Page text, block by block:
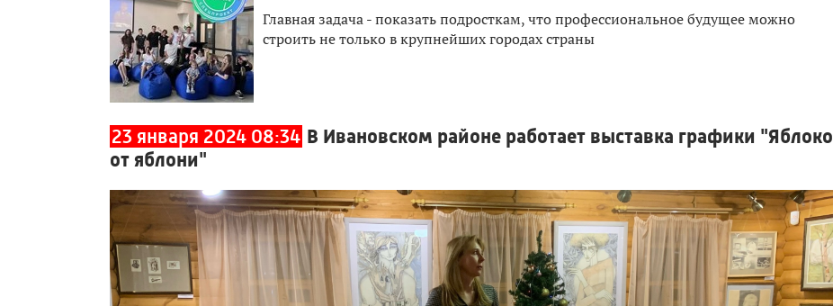
Главная задача - показать подросткам, что профессиональное будущее можно
строить не только в крупнейших городах страны
23 января 2024 08:34 В Ивановском районе работает выставка графики "Яблоко
от яблони"